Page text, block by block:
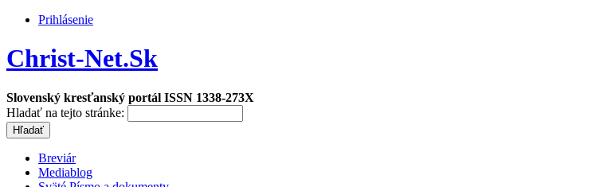
Prihlásenie
Christ-Net.Sk
Slovenský kresťanský portál ISSN 1338-273X
Hladať na tejto stránke:
Breviár
Mediablog